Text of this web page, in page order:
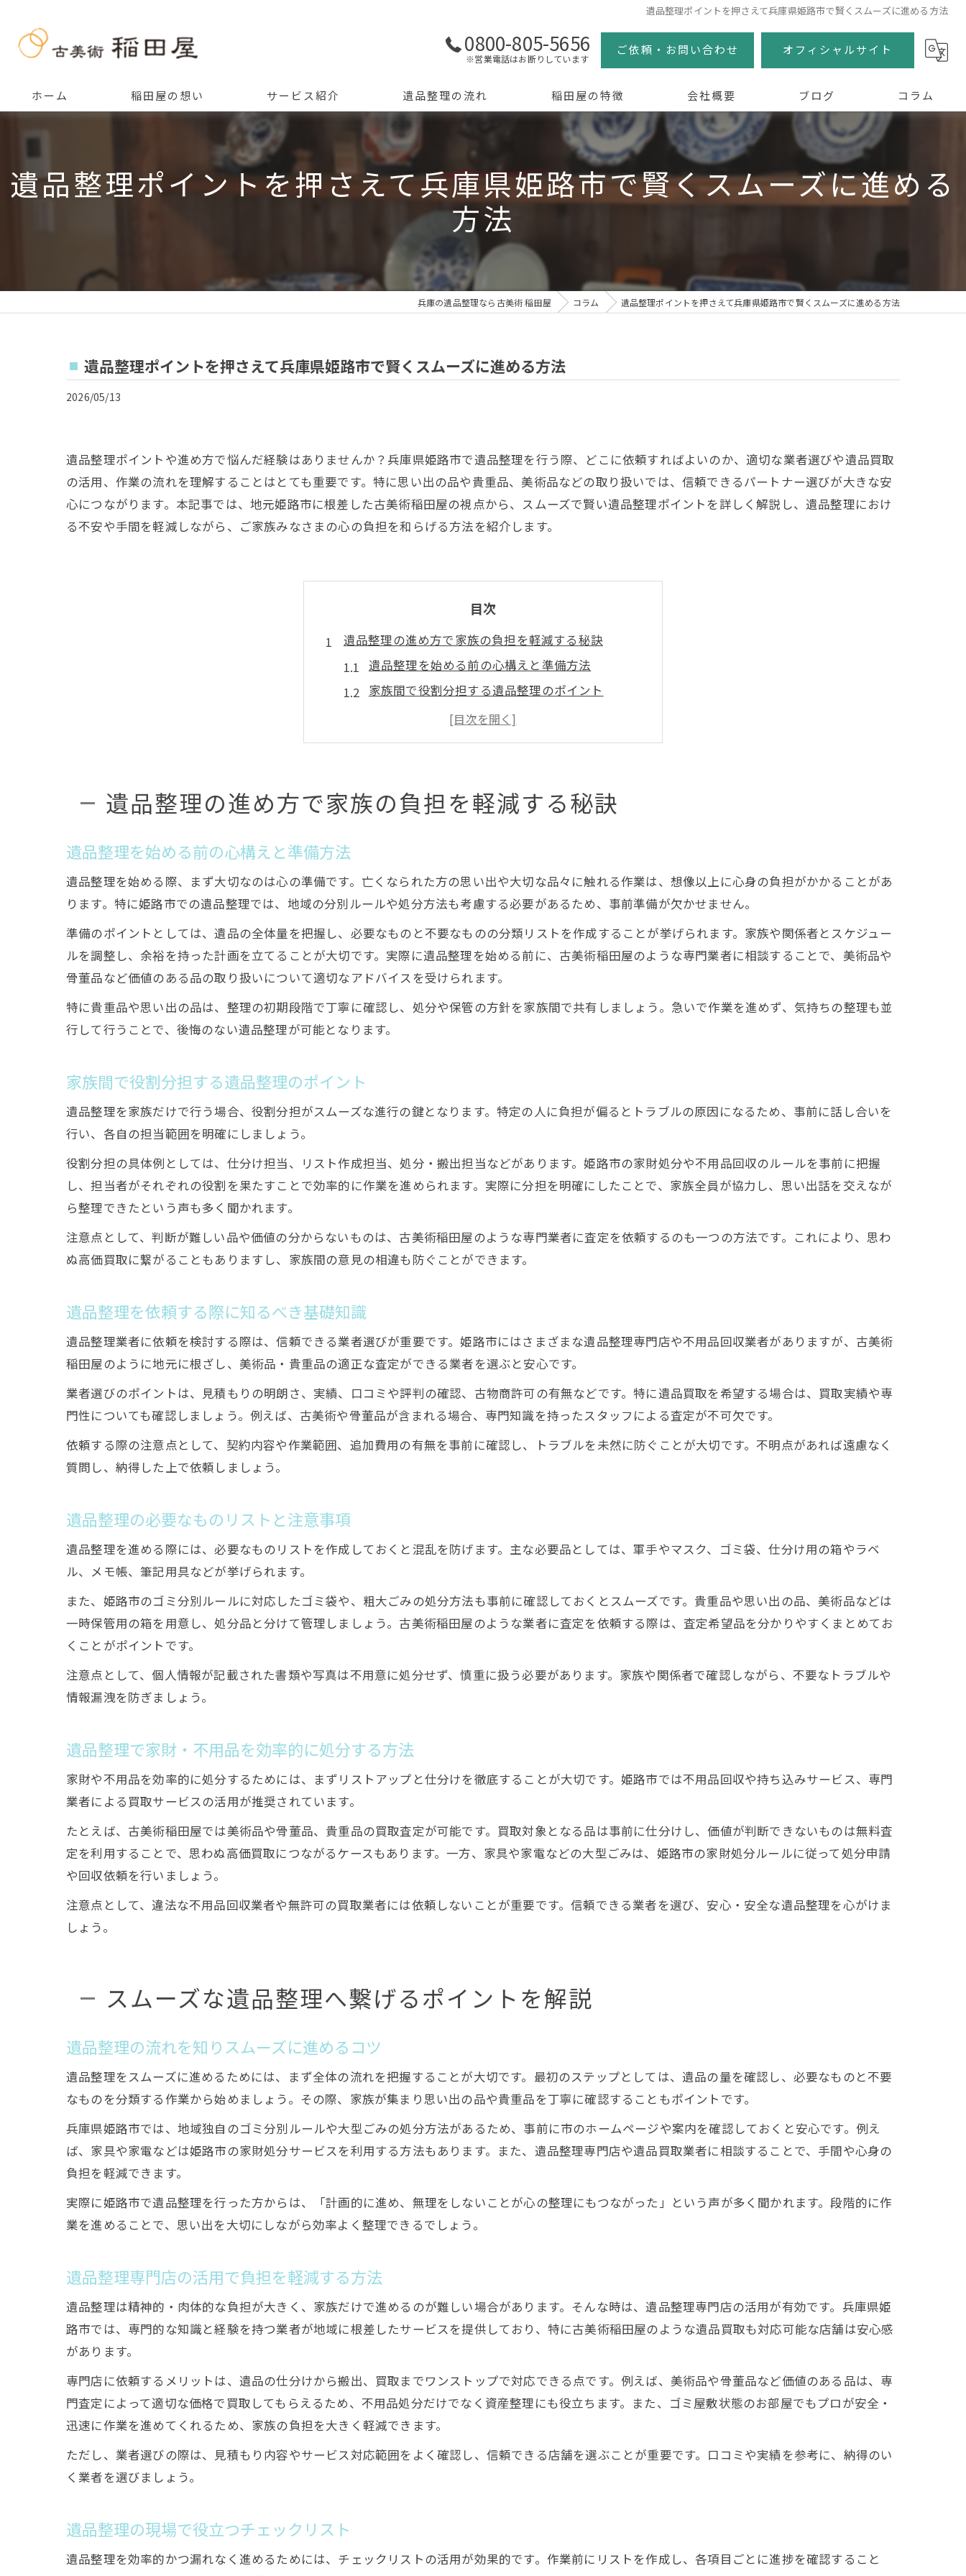
遺品整理ポイントを押さえて兵庫県姫路市で賢くスムーズに進める方法
0800-805-5656
※営業電話はお断りしています
ご依頼・お問い合わせ オフィシャルサイト
ホーム 稲田屋の想い サービス紹介 遺品整理の流れ
よくある質問
稲田屋の特徴
生前整理
京都の遺品整理
会社概要 ブログ コラム
遺品整理ポイントを押さえて兵庫県姫路市で賢くスムーズに進める
方法
兵庫の遺品整理なら古美術 稲田屋 コラム 遺品整理ポイントを押さえて兵庫県姫路市で賢くスムーズに進める方法
遺品整理ポイントを押さえて兵庫県姫路市で賢くスムーズに進める方法
2026/05/13
遺品整理ポイントや進め方で悩んだ経験はありませんか？兵庫県姫路市で遺品整理を行う際、どこに依頼すればよいのか、適切な業者選びや遺品買取
の活用、作業の流れを理解することはとても重要です。特に思い出の品や貴重品、美術品などの取り扱いでは、信頼できるパートナー選びが大きな安
心につながります。本記事では、地元姫路市に根差した古美術稲田屋の視点から、スムーズで賢い遺品整理ポイントを詳しく解説し、遺品整理におけ
る不安や手間を軽減しながら、ご家族みなさまの心の負担を和らげる方法を紹介します。
目次
遺品整理の進め方で家族の負担を軽減する秘訣
遺品整理を始める前の心構えと準備方法
家族間で役割分担する遺品整理のポイント
遺品整理を依頼する際に知るべき基礎知識
遺品整理の必要なものリストと注意事項
スムーズな遺品整理へ繋げるポイントを解説
遺品整理の流れを知りスムーズに進めるコツ
遺品整理サービス選びで失敗しないポイント
姫路市で賢く遺品整理を行う際の準備と注意点
姫路市で遺品整理を始める前の準備ポイント
不用品回収や持ち込み活用で賢く整理するコツ
遺品買取を活用した整理で費用を抑えるコツ
遺品整理と遺品買取の違いとメリットを解説
美術品や貴重品の価値を見極める遺品整理術
遺品整理で買取可能な品目と注意事項
思い出を守る遺品整理の流れと選び方のポイント
大切な思い出を守る遺品整理の流れを紹介
供養や特殊清掃にも対応できる遺品整理術
遺品整理の経験談から学ぶ失敗しない方法
遺品整理を安心して任せるための業者選びガイド
信頼できる遺品整理業者の見極め方
口コミや評判を活用した遺品整理業者選び
遺品整理の進め方で家族の負担を軽減する秘訣
遺品整理を始める前の心構えと準備方法
遺品整理を始める際、まず大切なのは心の準備です。亡くなられた方の思い出や大切な品々に触れる作業は、想像以上に心身の負担がかかることがあ
ります。特に姫路市での遺品整理では、地域の分別ルールや処分方法も考慮する必要があるため、事前準備が欠かせません。
準備のポイントとしては、遺品の全体量を把握し、必要なものと不要なものの分類リストを作成することが挙げられます。家族や関係者とスケジュー
ルを調整し、余裕を持った計画を立てることが大切です。実際に遺品整理を始める前に、古美術稲田屋のような専門業者に相談することで、美術品や
骨董品など価値のある品の取り扱いについて適切なアドバイスを受けられます。
特に貴重品や思い出の品は、整理の初期段階で丁寧に確認し、処分や保管の方針を家族間で共有しましょう。急いで作業を進めず、気持ちの整理も並
行して行うことで、後悔のない遺品整理が可能となります。
家族間で役割分担する遺品整理のポイント
遺品整理を家族だけで行う場合、役割分担がスムーズな進行の鍵となります。特定の人に負担が偏るとトラブルの原因になるため、事前に話し合いを
行い、各自の担当範囲を明確にしましょう。
役割分担の具体例としては、仕分け担当、リスト作成担当、処分・搬出担当などがあります。姫路市の家財処分や不用品回収のルールを事前に把握
し、担当者がそれぞれの役割を果たすことで効率的に作業を進められます。実際に分担を明確にしたことで、家族全員が協力し、思い出話を交えなが
ら整理できたという声も多く聞かれます。
注意点として、判断が難しい品や価値の分からないものは、古美術稲田屋のような専門業者に査定を依頼するのも一つの方法です。これにより、思わ
ぬ高価買取に繋がることもありますし、家族間の意見の相違も防ぐことができます。
遺品整理を依頼する際に知るべき基礎知識
遺品整理業者に依頼を検討する際は、信頼できる業者選びが重要です。姫路市にはさまざまな遺品整理専門店や不用品回収業者がありますが、古美術
稲田屋のように地元に根ざし、美術品・貴重品の適正な査定ができる業者を選ぶと安心です。
業者選びのポイントは、見積もりの明朗さ、実績、口コミや評判の確認、古物商許可の有無などです。特に遺品買取を希望する場合は、買取実績や専
門性についても確認しましょう。例えば、古美術や骨董品が含まれる場合、専門知識を持ったスタッフによる査定が不可欠です。
依頼する際の注意点として、契約内容や作業範囲、追加費用の有無を事前に確認し、トラブルを未然に防ぐことが大切です。不明点があれば遠慮なく
質問し、納得した上で依頼しましょう。
遺品整理の必要なものリストと注意事項
遺品整理を進める際には、必要なものリストを作成しておくと混乱を防げます。主な必要品としては、軍手やマスク、ゴミ袋、仕分け用の箱やラベ
ル、メモ帳、筆記用具などが挙げられます。
また、姫路市のゴミ分別ルールに対応したゴミ袋や、粗大ごみの処分方法も事前に確認しておくとスムーズです。貴重品や思い出の品、美術品などは
一時保管用の箱を用意し、処分品と分けて管理しましょう。古美術稲田屋のような業者に査定を依頼する際は、査定希望品を分かりやすくまとめてお
くことがポイントです。
注意点として、個人情報が記載された書類や写真は不用意に処分せず、慎重に扱う必要があります。家族や関係者で確認しながら、不要なトラブルや
情報漏洩を防ぎましょう。
遺品整理で家財・不用品を効率的に処分する方法
家財や不用品を効率的に処分するためには、まずリストアップと仕分けを徹底することが大切です。姫路市では不用品回収や持ち込みサービス、専門
業者による買取サービスの活用が推奨されています。
たとえば、古美術稲田屋では美術品や骨董品、貴重品の買取査定が可能です。買取対象となる品は事前に仕分けし、価値が判断できないものは無料査
定を利用することで、思わぬ高価買取につながるケースもあります。一方、家具や家電などの大型ごみは、姫路市の家財処分ルールに従って処分申請
や回収依頼を行いましょう。
注意点として、違法な不用品回収業者や無許可の買取業者には依頼しないことが重要です。信頼できる業者を選び、安心・安全な遺品整理を心がけま
しょう。
スムーズな遺品整理へ繋げるポイントを解説
遺品整理の流れを知りスムーズに進めるコツ
遺品整理をスムーズに進めるためには、まず全体の流れを把握することが大切です。最初のステップとしては、遺品の量を確認し、必要なものと不要
なものを分類する作業から始めましょう。その際、家族が集まり思い出の品や貴重品を丁寧に確認することもポイントです。
兵庫県姫路市では、地域独自のゴミ分別ルールや大型ごみの処分方法があるため、事前に市のホームページや案内を確認しておくと安心です。例え
ば、家具や家電などは姫路市の家財処分サービスを利用する方法もあります。また、遺品整理専門店や遺品買取業者に相談することで、手間や心身の
負担を軽減できます。
実際に姫路市で遺品整理を行った方からは、「計画的に進め、無理をしないことが心の整理にもつながった」という声が多く聞かれます。段階的に作
業を進めることで、思い出を大切にしながら効率よく整理できるでしょう。
遺品整理専門店の活用で負担を軽減する方法
遺品整理は精神的・肉体的な負担が大きく、家族だけで進めるのが難しい場合があります。そんな時は、遺品整理専門店の活用が有効です。兵庫県姫
路市では、専門的な知識と経験を持つ業者が地域に根差したサービスを提供しており、特に古美術稲田屋のような遺品買取も対応可能な店舗は安心感
があります。
専門店に依頼するメリットは、遺品の仕分けから搬出、買取までワンストップで対応できる点です。例えば、美術品や骨董品など価値のある品は、専
門査定によって適切な価格で買取してもらえるため、不用品処分だけでなく資産整理にも役立ちます。また、ゴミ屋敷状態のお部屋でもプロが安全・
迅速に作業を進めてくれるため、家族の負担を大きく軽減できます。
ただし、業者選びの際は、見積もり内容やサービス対応範囲をよく確認し、信頼できる店舗を選ぶことが重要です。口コミや実績を参考に、納得のい
く業者を選びましょう。
遺品整理の現場で役立つチェックリスト
遺品整理を効率的かつ漏れなく進めるためには、チェックリストの活用が効果的です。作業前にリストを作成し、各項目ごとに進捗を確認すること